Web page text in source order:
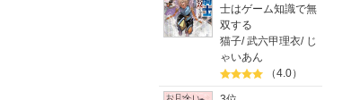
士はゲーム知識で無
双する
猫子/武六甲理衣/ じ
ゃいあん
（4.0）